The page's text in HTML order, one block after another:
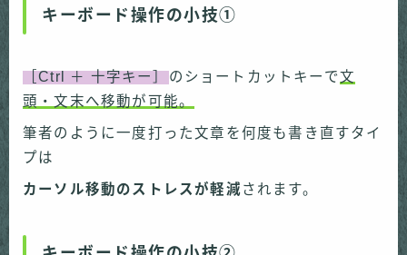
キーボード操作の小技①
［Ctrl ＋ 十字キー］ のショートカットキーで文
頭・文末へ移動が可能。
筆者のように一度打った文章を何度も書き直すタイ
プは
カーソル移動のストレスが軽減されます。